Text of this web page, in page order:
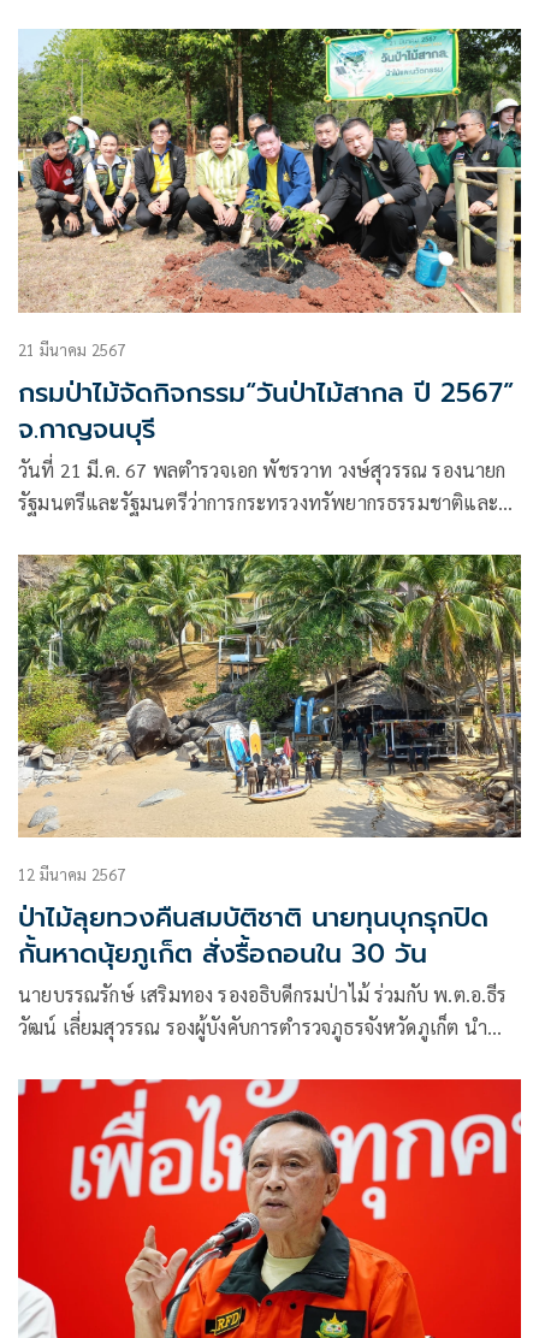
21 มีนาคม 2567
กรมป่าไม้จัดกิจกรรม“วันป่าไม้สากล ปี 2567”
จ.กาญจนบุรี
วันที่ 21 มี.ค. 67 พลตำรวจเอก พัชรวาท วงษ์สุวรรณ รองนายก
รัฐมนตรีและรัฐมนตรีว่าการกระทรวงทรัพยากรธรรมชาติและสิ่ง
ว่าการกระทรวงทรัพยากรธรรมชาติและสิ่งแวดล้อม
12 มีนาคม 2567
ป่าไม้ลุยทวงคืนสมบัติชาติ นายทุนบุกรุกปิด
กั้นหาดนุ้ยภูเก็ต สั่งรื้อถอนใน 30 วัน
นายบรรณรักษ์ เสริมทอง รองอธิบดีกรมป่าไม้ ร่วมกับ พ.ต.อ.ธีร
วัฒน์ เลี่ยมสุวรรณ รองผู้บังคับการตำรวจภูธรจังหวัดภูเก็ต นำกำ
ฝ่ายปกครองจังหวัดภูเก็ต และกำลังเจ้าหน้าที่ป่าไม้ประจำหน่วย